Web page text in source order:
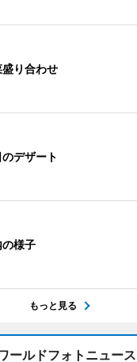
り合わせ
デザート
の様子
もっと見る
ールドフォトニュース